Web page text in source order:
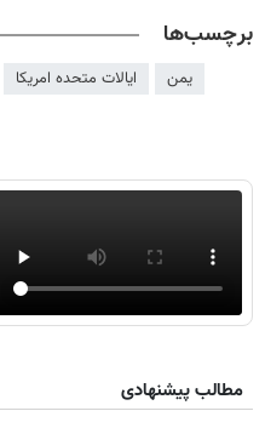
برچسب‌ها
یمن ایالات متحده امریکا
مطالب پیشنهادی